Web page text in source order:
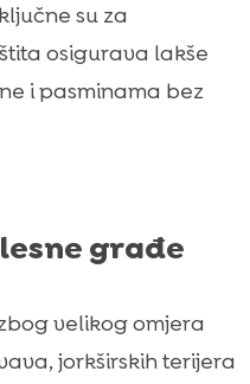
su za
osigurava lakše
i pasminama bez
građe
velikog omjera
jorkširskih terijera